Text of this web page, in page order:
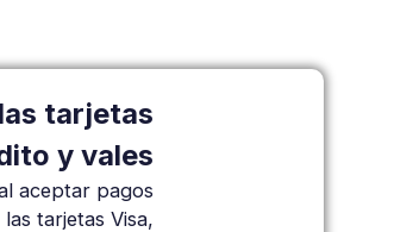
tarjetas
y vales
aceptar pagos
tarjetas Visa,